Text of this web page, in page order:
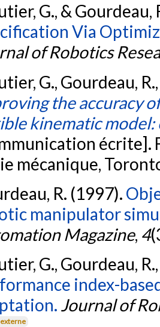
G., & Gourdeau,
Via
of Robotics
G., Gourdeau,
the accuracy
kinematic
écrite].
mécanique,
R. (1997).
manipulator
Magazine, 4
G., Gourdeau,
index-
Journal of